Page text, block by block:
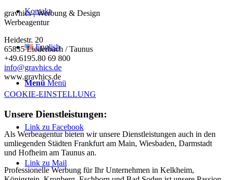
Kontakt
English
Menü Menü
Link zu Facebook
Link zu Mail
gravhics | Werbung & Design
Werbeagentur
Heidestr. 20
65835 Liederbach / Taunus
+49.6195.80 69 800
info@gravhics.de
www.gravhics.de
COOKIE-EINSTELLUNG
Unsere Dienstleistungen:
Als Werbeagentur bieten wir unsere Dienstleistungen auch in den
umliegenden Städten Frankfurt am Main, Wiesbaden, Darmstadt
und Hofheim am Taunus an.
Professionelle Werbung für Ihr Unternehmen in Kelkheim,